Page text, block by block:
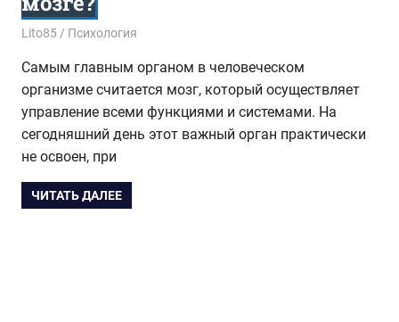
18.08.2017
Lito85 Психология
Самым главным органом в человеческом
организме считается мозг, который осуществляет
управление всеми функциями и системами. На
сегодняшний день этот важный орган практически
не освоен, при
ЧИТАТЬ ДАЛЕЕ